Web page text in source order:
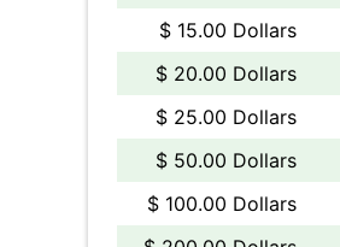
$ 15.00 Dollars
$ 20.00 Dollars
$ 25.00 Dollars
$ 50.00 Dollars
$ 100.00 Dollars